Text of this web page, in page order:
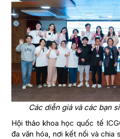
Các diễn giả và các bạn
Hội thảo khoa học quốc tế
đa văn hóa, nơi kết nối và chia